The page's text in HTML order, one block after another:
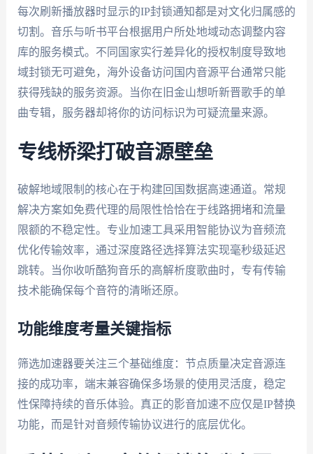
每次刷新播放器时显示的IP封锁通知都是对文化归属感的
切割。音乐与听书平台根据用户所处地域动态调整内容
库的服务模式。不同国家实行差异化的授权制度导致地
域封锁无可避免，海外设备访问国内音源平台通常只能
获得残缺的服务资源。当你在旧金山想听新晋歌手的单
曲专辑，服务器却将你的访问标识为可疑流量来源。
专线桥梁打破音源壁垒
破解地域限制的核心在于构建回国数据高速通道。常规
解决方案如免费代理的局限性恰恰在于线路拥堵和流量
限额的不稳定性。专业加速工具采用智能协议为音频流
优化传输效率，通过深度路径选择算法实现毫秒级延迟
跳转。当你收听酷狗音乐的高解析度歌曲时，专有传输
技术能确保每个音符的清晰还原。
功能维度考量关键指标
筛选加速器要关注三个基础维度：节点质量决定音源连
接的成功率，端末兼容确保多场景的使用灵活度，稳定
性保障持续的音乐体验。真正的影音加速不应仅是IP替换
功能，而是针对音频传输协议进行的底层优化。